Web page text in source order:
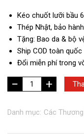
Kéo chuốt lưỡi bầu
Thép Nhật, bảo
Tặng: Bao da & bộ
Ship COD toàn quốc
Đổi miễn phí trong
VLS
-
(Kéo
+
Danh mục: Các